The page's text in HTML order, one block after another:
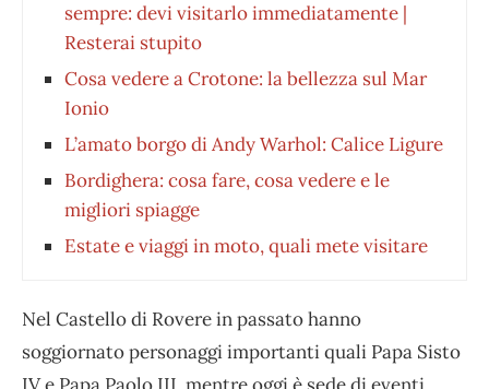
sempre: devi visitarlo immediatamente |
Resterai stupito
Cosa vedere a Crotone: la bellezza sul Mar
Ionio
L’amato borgo di Andy Warhol: Calice Ligure
Bordighera: cosa fare, cosa vedere e le
migliori spiagge
Estate e viaggi in moto, quali mete visitare
Nel Castello di Rovere in passato hanno
soggiornato personaggi importanti quali Papa Sisto